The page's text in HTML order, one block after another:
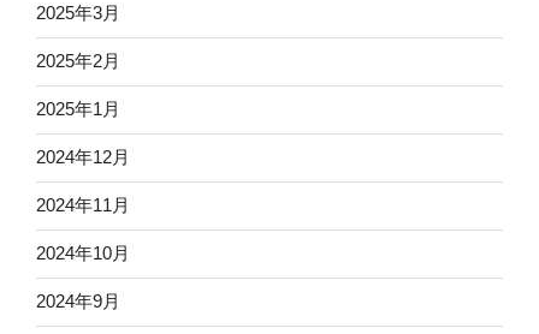
2025年3月
2025年2月
2025年1月
2024年12月
2024年11月
2024年10月
2024年9月